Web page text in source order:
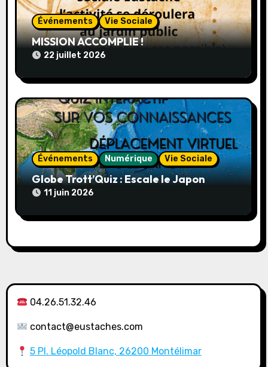
t
i
c
l
e
Événements Vie Sociale
MISSION ACCOMPLIE !
22 juillet 2026
Événements Numérique Vie Sociale
Globe Trott’Quiz : Escale le Japon
11 juin 2026
04.26.51.32.46
contact@eustaches.com
5 Pl. Léopold Blanc, 26200 Montélimar